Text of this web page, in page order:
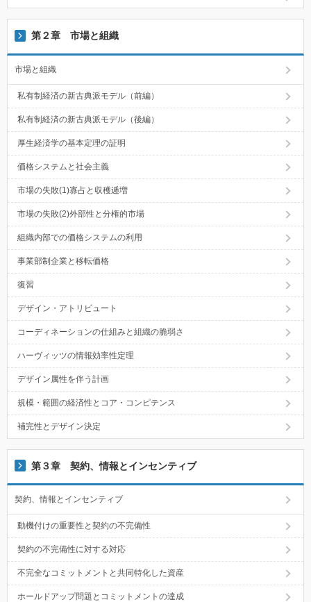
第２章 市場と組織
市場と組織
私有制経済の新古典派モデル（前編）
私有制経済の新古典派モデル（後編）
厚生経済学の基本定理の証明
価格システムと社会主義
市場の失敗(1)寡占と収穫逓増
市場の失敗(2)外部性と分権的市場
組織内部での価格システムの利用
事業部制企業と移転価格
復習
デザイン・アトリビュート
コーディネーションの仕組みと組織の脆弱さ
ハーヴィッツの情報効率性定理
デザイン属性を伴う計画
規模・範囲の経済性とコア・コンピテンス
補完性とデザイン決定
第３章 契約、情報とインセンティブ
契約、情報とインセンティブ
動機付けの重要性と契約の不完備性
契約の不完備性に対する対応
不完全なコミットメントと共同特化した資産
ホールドアップ問題とコミットメントの達成